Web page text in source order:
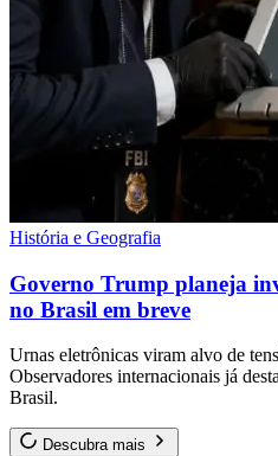
História e Geografia
Governo Trump planeja
no Brasil em breve
Urnas eletrônicas viram alvo de
Observadores internacionais já
Brasil.
Descubra mais